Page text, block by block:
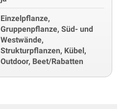
Einzelpflanze,
Gruppenpflanze, Süd- und
Westwände,
Strukturpflanzen, Kübel,
Outdoor, Beet/Rabatten